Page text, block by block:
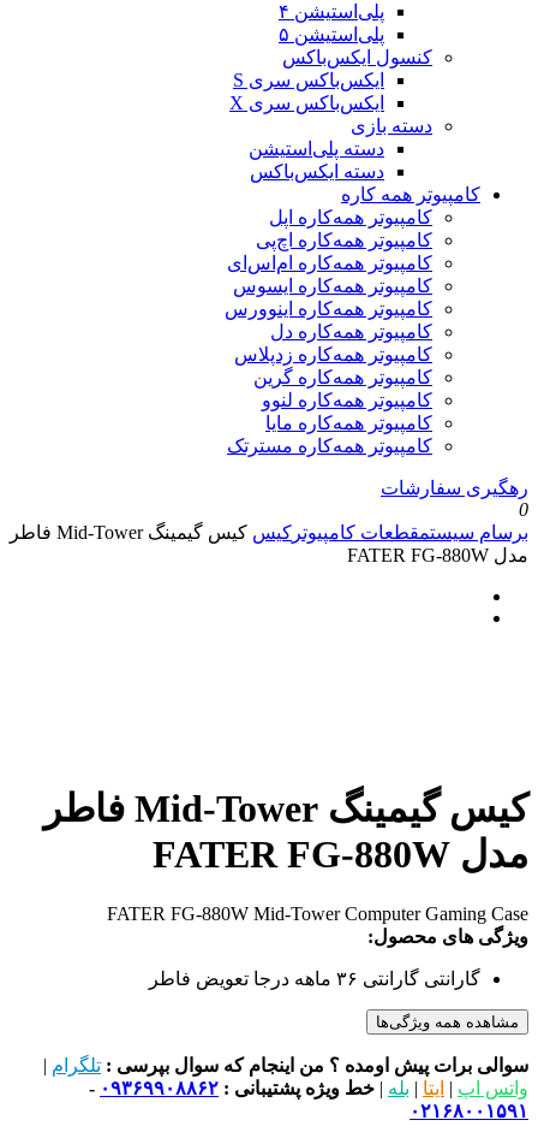
پلی‌استیشن ۴
پلی‌استیشن ۵
کنسول ایکس‌باکس
ایکس‌باکس سری S
ایکس‌باکس سری X
دسته بازی
دسته پلی‌استیشن
دسته ایکس‌باکس
کامپیوتر همه کاره
کامپیوتر همه‌کاره اپل
کامپیوتر همه‌کاره اچ‌پی
کامپیوتر همه‌کاره ام‌اس‌ای
کامپیوتر همه‌کاره ایسوس
کامپیوتر همه‌کاره اینوورس
کامپیوتر همه‌کاره دل
کامپیوتر همه‌کاره زدپلاس
کامپیوتر همه‌کاره گرین
کامپیوتر همه‌کاره لنوو
کامپیوتر همه‌کاره مایا
کامپیوتر همه‌کاره مسترتک
رهگیری سفارشات
0
برسام سیستمقطعات کامپیوتر کیس
کیس گیمینگ Mid-Tower فاطر
مدل FATER FG-880W
کیس گیمینگ Mid-Tower فاطر
مدل FATER FG-880W
FATER FG-880W Mid-Tower Computer Gaming Case
ویژگی های محصول:
گارانتی گارانتی ۳۶ ماهه درجا تعویض فاطر
مشاهده همه ویژگی‌ها
سوالی برات پیش اومده ؟ من اینجام که سوال بپرسی : تلگرام |
واتس اپ | ایتا | بله | خط ویژه پشتیبانی : ۰۹۳۶۹۹۰۸۸۶۲ -
۰۲۱۶۸۰۰۱۵۹۱